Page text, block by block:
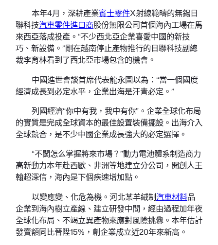
本年4月，深耕產業賓士零件X射線範疇的無錫日
聯科技汽車零件進口商股份無限公司首個海內工場在馬
來西亞落成投產。“不少西北亞企業喜愛中國的新技
巧、新設備。”剛在越南停止產物推行的日聯科技副總
裁李育林看到了西北亞市場包含的機會。
中國進世會談首席代表龍永圖以為：“當一個國度
經濟成長到必定水平，企業出海是汗青必定。”
列國經濟“你中有我，我中有你”。企業全球化布局
的實質是完成全球資本的最佳設置裝備擺設。出海介入
全球競合，是不少中國企業成長強大的必定選擇。
“不闖怎么掌握將來市場？”動力電池體系制造商力
高新動力本年赴西歐、非洲等地建立分公司，開創人王
翰超深信，海內是下個疾速增加點。
以變應變、化危為機。河北某羊絨制汽車材料品
企業到海內樹立產線、建立研發中間，經由過程加年夜
全球化布局、不竭立異產物來應對風險挑釁。本年估計
發賣額同比晉陞15%，創企業成立近20年來新高。